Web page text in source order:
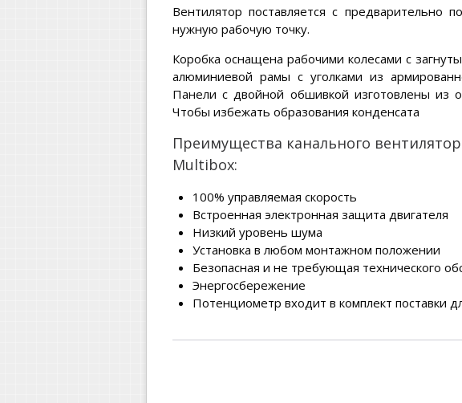
Вентилятор поставляется с
нужную рабочую точку.
Коробка оснащена рабочими колесами с
алюминиевой рамы с уголками из
Панели с двойной обшивкой изготовлены из
Чтобы избежать образования конденсата
Преимущества канального
Multibox:
100% управляемая скорость
Встроенная электронная защита двигателя
Низкий уровень шума
Установка в любом монтажном положении
Безопасная и не требующая технического
Энергосбережение
Потенциометр входит в комплект поставки